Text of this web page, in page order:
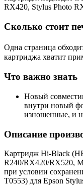
RX420, Stylus Photo
Сколько стоит
Одна страница
картриджа хватит
Что важно знать
Новый
внутри новый
изношенные, и
Описание
Картридж Hi-Black
R240/RX420/RX520,
при условии
T0553) для Epson